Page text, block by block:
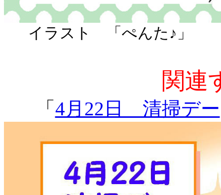
イラスト 「ぺんた♪
関連
「 4月22日 清掃デー